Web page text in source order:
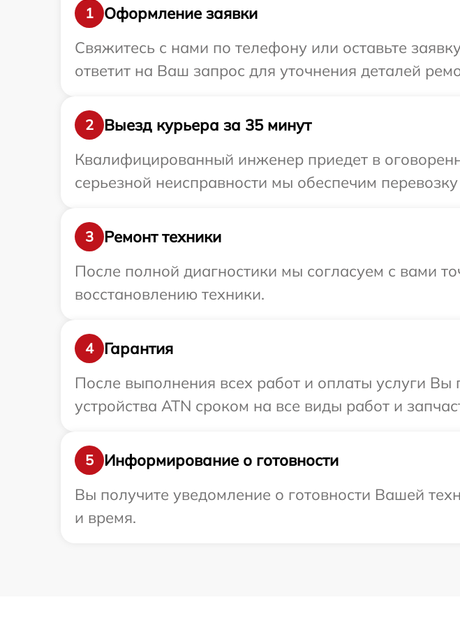
1
Оформление заявки
Свяжитесь с нами по телефону или оставьте
ответит на Ваш запрос для уточнения деталей
2
Выезд курьера за 35 минут
Квалифицированный инженер приедет в
серьезной неисправности мы обеспечим
3
Ремонт техники
После полной диагностики мы согласуем с вами
восстановлению техники.
4
Гарантия
После выполнения всех работ и оплаты услуги
устройства ATN сроком на все виды работ и
5
Информирование о готовности
Вы получите уведомление о готовности Вашей
и время.